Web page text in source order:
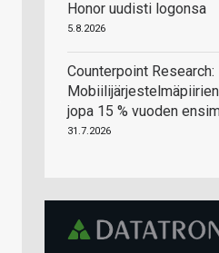
Honor uudisti logonsa
5.8.2026
Counterpoint Research:
jopa 15 % vuoden
31.7.2026